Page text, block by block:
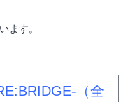
ます。
（全